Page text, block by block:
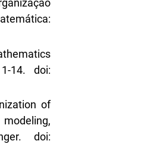
14. doi:
of
doi: